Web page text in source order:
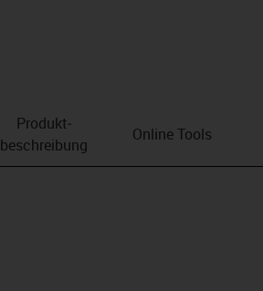
Produkt­
beschreibung
Online Tools